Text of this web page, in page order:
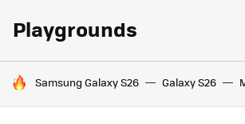
Playgrounds
HOY SE HABLA DE
Samsung Galaxy S26 Galaxy S26